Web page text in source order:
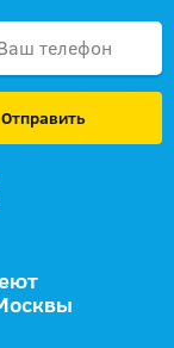
Отправить